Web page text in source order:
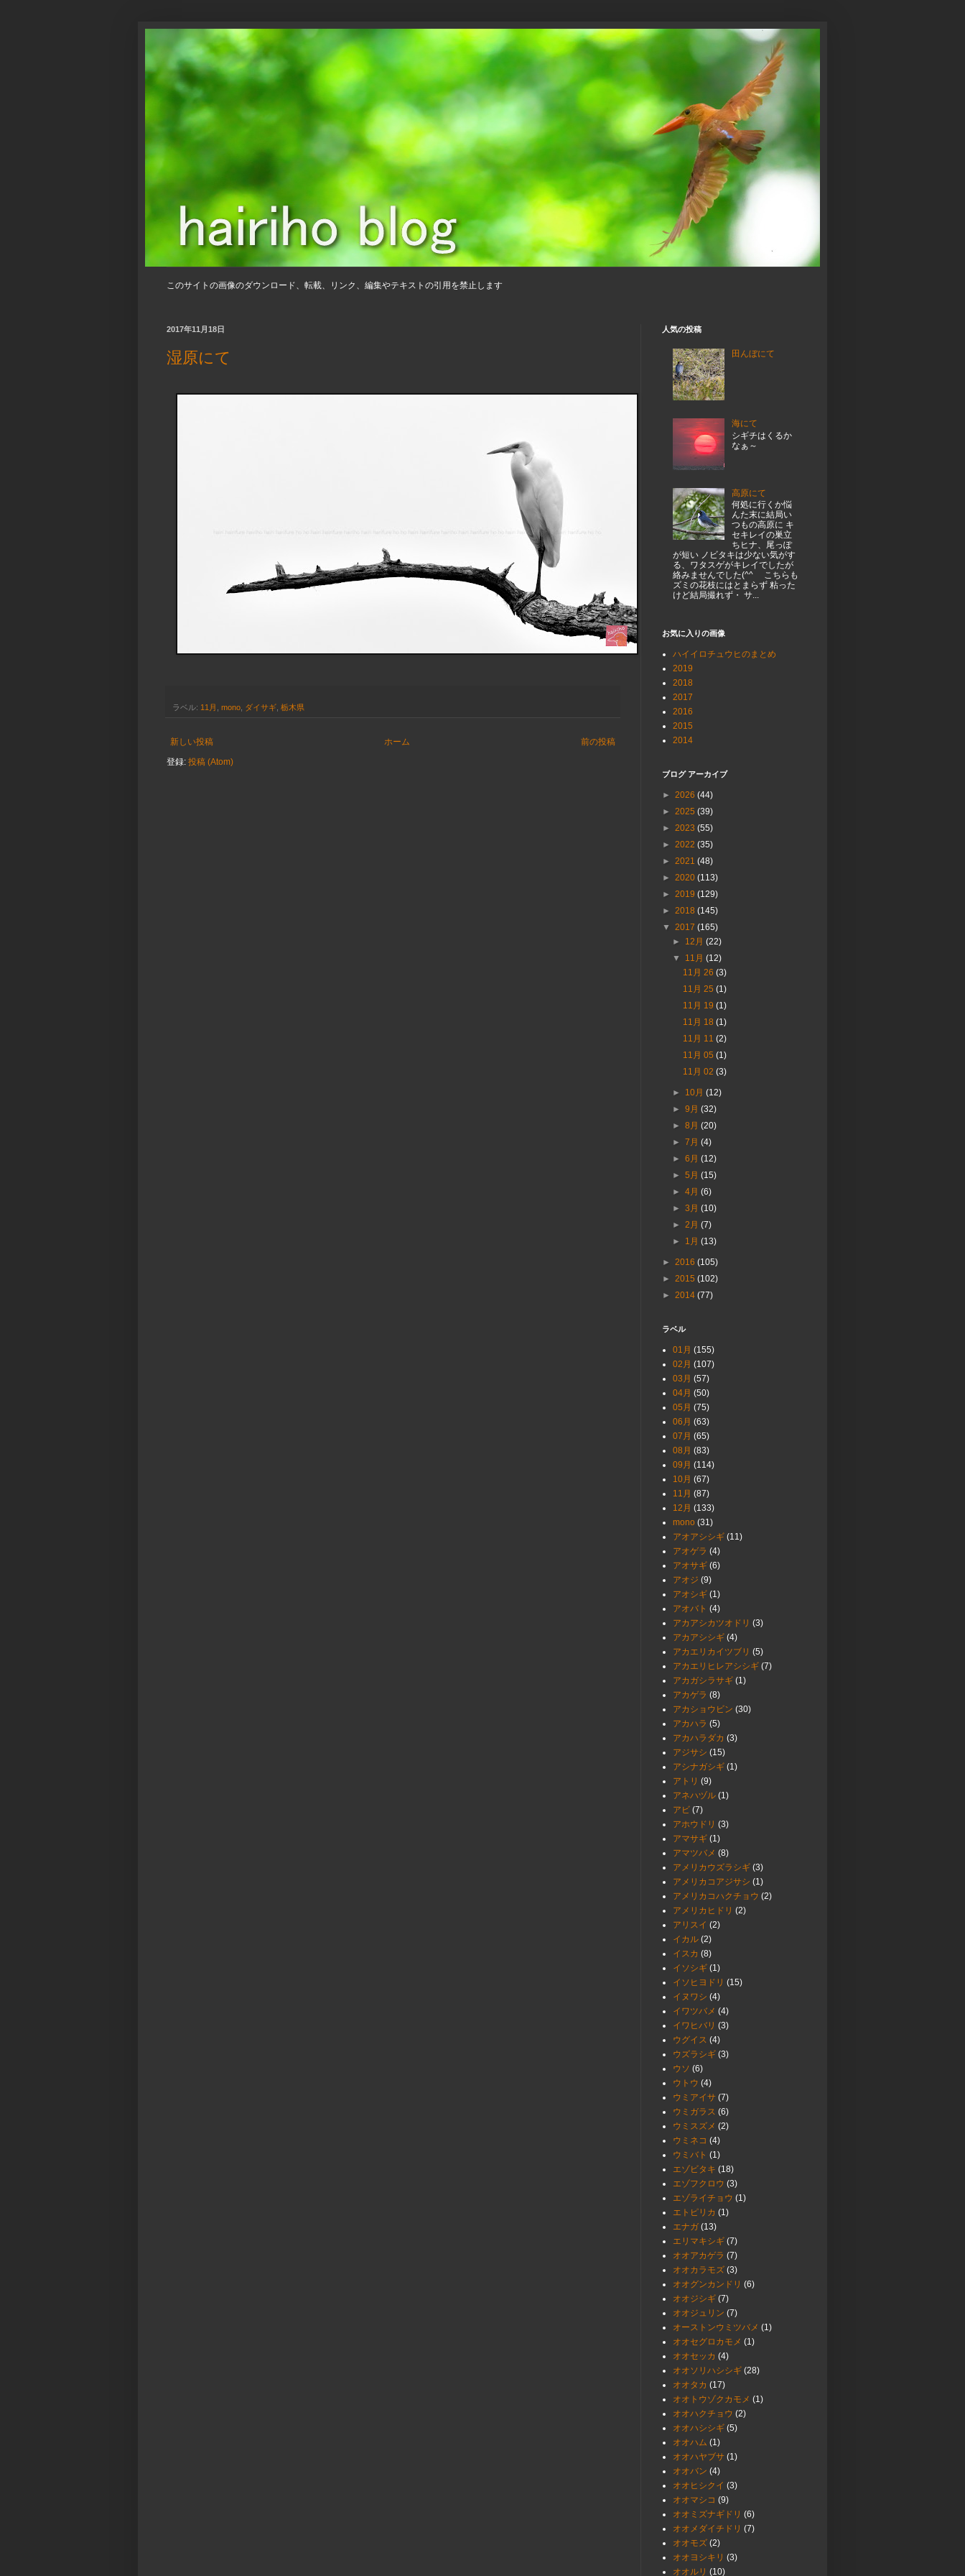
このサイトの画像のダウンロード、転載、リンク、編集やテキストの引用を禁止します
2017年11月18日
湿原にて
ラベル: 11月 mono ダイサギ 栃木県
新しい投稿 前の投稿
ホーム
登録: 投稿 (Atom)
人気の投稿
田んぼにて
海にて
シギチはくるか
なぁ～
高原にて
何処に行くか悩
んた末に結局い
つもの高原に キ
セキレイの巣立
ちヒナ、尾っぽ
が短い ノビタキは少ない気がす
る、ワタスゲがキレイでしたが
絡みませんでした(^^ゞ こちらも
ズミの花枝にはとまらず 粘った
けど結局撮れず・ サ...
お気に入りの画像
ハイイロチュウヒのまとめ
2019
2018
2017
2016
2015
2014
ブログ アーカイブ
► 2026 (44)
► 2025 (39)
► 2023 (55)
► 2022 (35)
► 2021 (48)
► 2020 (113)
► 2019 (129)
► 2018 (145)
▼ 2017 (165)
► 12月(22)
▼ 11月(12)
11月 26 (3)
11月 25 (1)
11月 19 (1)
11月 18 (1)
11月 11 (2)
11月 05 (1)
11月 02 (3)
► 10月(12)
►9月(32)
►8月(20)
►7月(4)
►6月(12)
►5月(15)
►4月(6)
►3月(10)
► 2月(7)
► 1月(13)
► 2016 (105)
► 2015 (102)
► 2014 (77)
ラベル
01月 (155)
02月 (107)
03月 (57)
04月 (50)
05月 (75)
06月 (63)
07月 (65)
08月 (83)
09月 (114)
10月 (67)
11月 (87)
12月 (133)
mono (31)
アオアシシギ (11)
アオゲラ (4)
アオサギ (6)
アオジ (9)
アオシギ (1)
アオバト (4)
アカアシカツオドリ (3)
アカアシシギ (4)
アカエリカイツブリ (5)
アカエリヒレアシシギ (7)
アカガシラサギ (1)
アカゲラ (8)
アカショウビン (30)
アカハラ (5)
アカハラダカ (3)
アジサシ (15)
アシナガシギ (1)
アトリ (9)
アネハヅル (1)
アビ (7)
アホウドリ (3)
アマサギ (1)
アマツバメ (8)
アメリカウズラシギ (3)
アメリカコアジサシ (1)
アメリカコハクチョウ (2)
アメリカヒドリ (2)
アリスイ (2)
イカル (2)
イスカ (8)
イソシギ (1)
イソヒヨドリ (15)
イヌワシ (4)
イワツバメ (4)
イワヒバリ (3)
ウグイス (4)
ウズラシギ (3)
ウソ (6)
ウトウ (4)
ウミアイサ (7)
ウミガラス (6)
ウミスズメ (2)
ウミネコ (4)
ウミバト (1)
エゾビタキ (18)
エゾフクロウ (3)
エゾライチョウ (1)
エトピリカ (1)
エナガ (13)
エリマキシギ (7)
オオアカゲラ (7)
オオカラモズ (3)
オオグンカンドリ (6)
オオジシギ (7)
オオジュリン (7)
オーストンウミツバメ (1)
オオセグロカモメ (1)
オオセッカ (4)
オオソリハシシギ (28)
オオタカ (17)
オオトウゾクカモメ (1)
オオハクチョウ (2)
オオハシシギ (5)
オオハム (1)
オオハヤブサ (1)
オオバン (4)
オオヒシクイ (3)
オオマシコ (9)
オオミズナギドリ (6)
オオメダイチドリ (7)
オオモズ (2)
オオヨシキリ (3)
オオルリ (10)